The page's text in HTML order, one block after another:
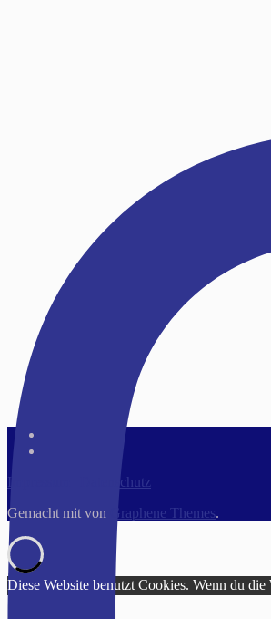
Impressum |
Datenschutz
Gemacht mit von Graphene Themes.
Diese Website benutzt Cookies. Wenn du